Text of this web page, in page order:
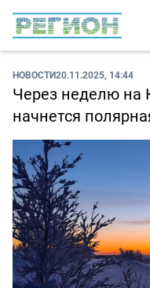
НОВОСТИ20.11.2025, 14:44
Через неделю на
начнется